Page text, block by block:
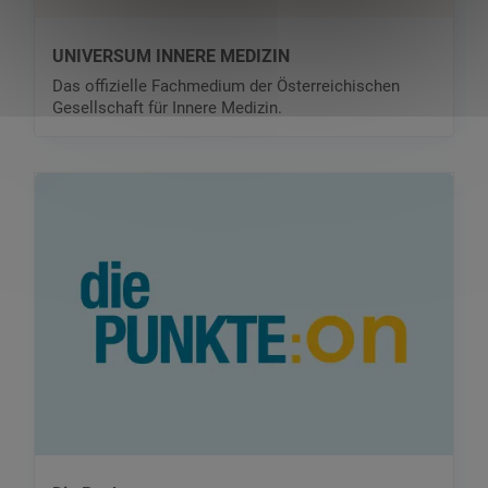
UNIVERSUM INNERE MEDIZIN
Das offizielle Fachmedium der Österreichischen
Gesellschaft für Innere Medizin.